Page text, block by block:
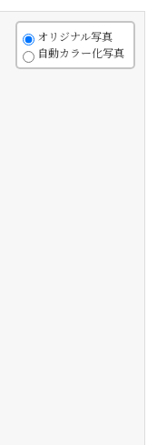
オリジナル写真
自動カラー化写真